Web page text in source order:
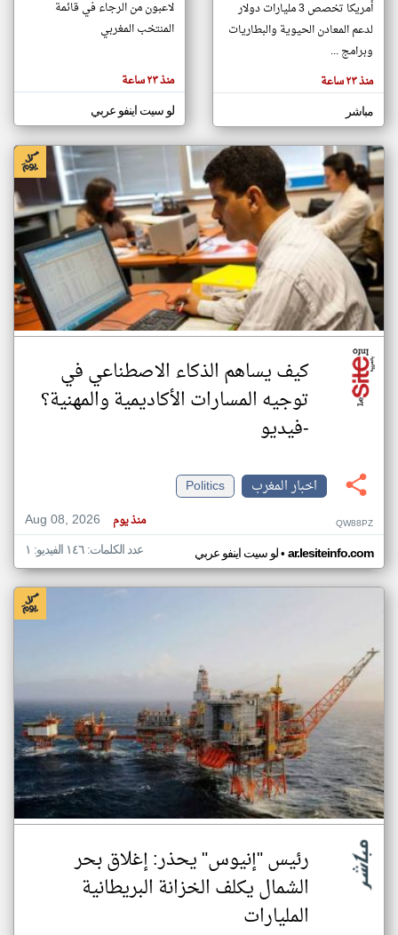
مصادر الأخبار من المغرب
اخبار المغرب على مدار الساعة
أهم اخبار المغرب العاجلة والمباشرة
المقالات
هنا عن
وجهة
نظر
كاتبيها.
أمريكا تخصص 3 مليارات دولار
لدعم المعادن الحيوية والبطاريات
وبرامج ...
منذ ٢٣ ساعة
مباشر
لاعبون من الرجاء في قائمة
المنتخب المغربي
منذ ٢٣ ساعة
لو سيت اينفو عربي
كيف يساهم الذكاء الاصطناعي في
توجيه المسارات الأكاديمية والمهنية؟
-فيديو
اخبار المغرب
Politics
Aug 08, 2026
منذ يوم QW88PZ
لو سيت اينفو عربي• ar.lesiteinfo.com عدد الكلمات: ١٤٦ الفيديو: ١
رئيس "إنيوس" يحذر: إغلاق بحر
الشمال يكلف الخزانة البريطانية
المليارات
klyoum.com